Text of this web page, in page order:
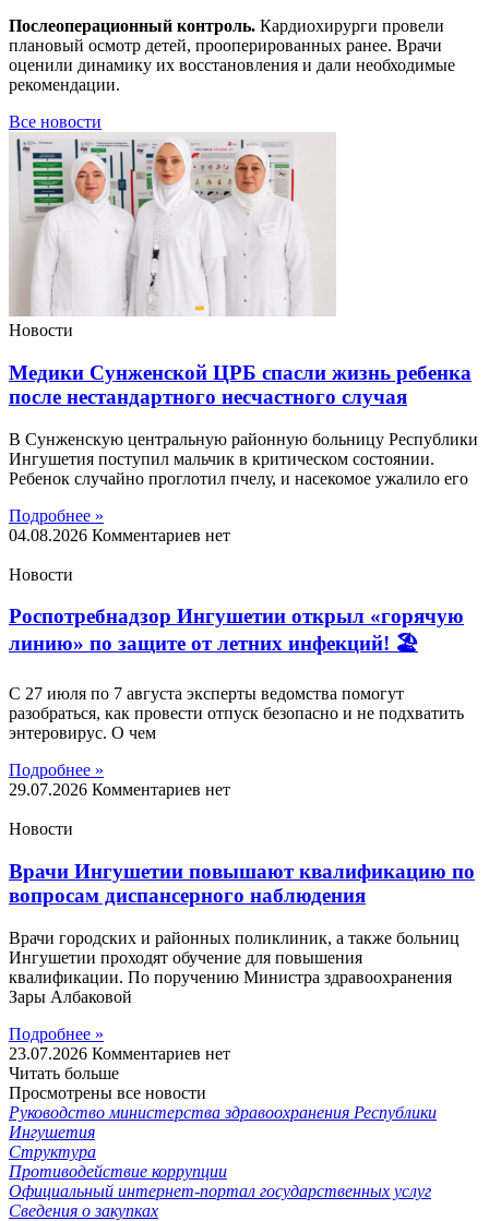
Послеоперационный контроль. Кардиохирурги провели
плановый осмотр детей, прооперированных ранее. Врачи
оценили динамику их восстановления и дали необходимые
рекомендации.
Все новости
Новости
Медики Сунженской ЦРБ спасли жизнь ребенка
после нестандартного несчастного случая
В Сунженскую центральную районную больницу Республики
Ингушетия поступил мальчик в критическом состоянии.
Ребенок случайно проглотил пчелу, и насекомое ужалило его
Подробнее »
04.08.2026 Комментариев нет
Новости
Роспотребнадзор Ингушетии открыл «горячую
линию» по защите от летних инфекций! 🏖
С 27 июля по 7 августа эксперты ведомства помогут
разобраться, как провести отпуск безопасно и не подхватить
энтеровирус. О чем
Подробнее »
29.07.2026 Комментариев нет
Новости
Врачи Ингушетии повышают квалификацию по
вопросам диспансерного наблюдения
Врачи городских и районных поликлиник, а также больниц
Ингушетии проходят обучение для повышения
квалификации. По поручению Министра здравоохранения
Зары Албаковой
Подробнее »
23.07.2026 Комментариев нет
Читать больше
Просмотрены все новости
Руководство министерства здравоохранения Республики
Ингушетия
Структура
Противодействие коррупции
Официальный интернет-портал государственных услуг
Сведения о закупках